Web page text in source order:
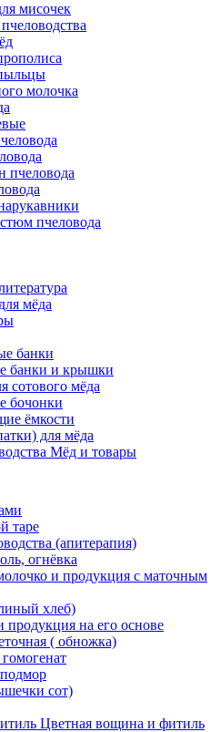
мисочек
молочка
пчеловода
пчеловода
мёда
банки
банки и крышки
сотового мёда
бочонки
ёмкости
для мёда
Мёд и товары
таре
(апитерапия)
огнёвка
и продукция с маточным
хлеб)
продукция на его основе
( обножка)
сот)
Цветная вощина и фитиль